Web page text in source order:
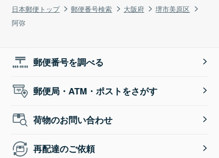
日本郵便トップ 郵便番号検索 大阪府
堺市美原区
阿弥
郵便番号を調べる
郵便局・ATM・ポストをさがす
荷物のお問い合わせ
再配達のご依頼